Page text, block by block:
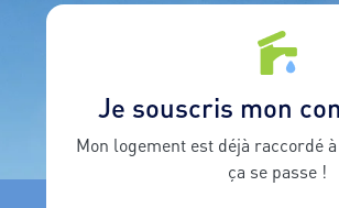
Je souscris mon
Mon logement est déjà raccordé
ça se passe !